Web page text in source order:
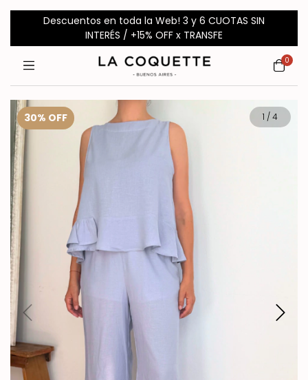
Descuentos en toda la Web! 3 y 6 CUOTAS SIN
INTERÉS / +15% OFF x TRANSFE
0
30% OFF 1 /4